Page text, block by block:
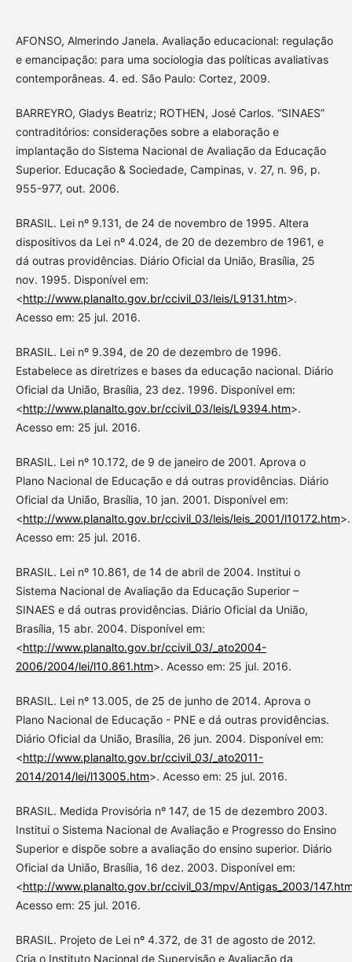
AFONSO, Almerindo Janela. Avaliação educacional: regulação
e emancipação: para uma sociologia das políticas avaliativas
contemporâneas. 4. ed. São Paulo: Cortez, 2009.
BARREYRO, Gladys Beatriz; ROTHEN, José Carlos. “SINAES”
contraditórios: considerações sobre a elaboração e
implantação do Sistema Nacional de Avaliação da Educação
Superior. Educação & Sociedade, Campinas, v. 27, n. 96, p.
955-977, out. 2006.
BRASIL. Lei nº 9.131, de 24 de novembro de 1995. Altera
dispositivos da Lei nº 4.024, de 20 de dezembro de 1961, e
dá outras providências. Diário Oficial da União, Brasília, 25
nov. 1995. Disponível em:
<http://www.planalto.gov.br/ccivil_03/leis/L9131.htm>.
Acesso em: 25 jul. 2016.
BRASIL. Lei nº 9.394, de 20 de dezembro de 1996.
Estabelece as diretrizes e bases da educação nacional. Diário
Oficial da União, Brasília, 23 dez. 1996. Disponível em:
<http://www.planalto.gov.br/ccivil_03/leis/L9394.htm>.
Acesso em: 25 jul. 2016.
BRASIL. Lei nº 10.172, de 9 de janeiro de 2001. Aprova o
Plano Nacional de Educação e dá outras providências. Diário
Oficial da União, Brasília, 10 jan. 2001. Disponível em:
<http://www.planalto.gov.br/ccivil_03/leis/leis_2001/l10172.htm>.
Acesso em: 25 jul. 2016.
BRASIL. Lei nº 10.861, de 14 de abril de 2004. Institui o
Sistema Nacional de Avaliação da Educação Superior –
SINAES e dá outras providências. Diário Oficial da União,
Brasília, 15 abr. 2004. Disponível em:
<http://www.planalto.gov.br/ccivil_03/_ato2004-
2006/2004/lei/l10.861.htm>. Acesso em: 25 jul. 2016.
BRASIL. Lei nº 13.005, de 25 de junho de 2014. Aprova o
Plano Nacional de Educação - PNE e dá outras providências.
Diário Oficial da União, Brasília, 26 jun. 2004. Disponível em:
<http://www.planalto.gov.br/ccivil_03/_ato2011-
2014/2014/lei/l13005.htm>. Acesso em: 25 jul. 2016.
BRASIL. Medida Provisória nº 147, de 15 de dezembro 2003.
Institui o Sistema Nacional de Avaliação e Progresso do Ensino
Superior e dispõe sobre a avaliação do ensino superior. Diário
Oficial da União, Brasília, 16 dez. 2003. Disponível em:
<http://www.planalto.gov.br/ccivil_03/mpv/Antigas_2003/
Acesso em: 25 jul. 2016.
BRASIL. Projeto de Lei nº 4.372, de 31 de agosto de 2012.
Cria o Instituto Nacional de Supervisão e Avaliação da